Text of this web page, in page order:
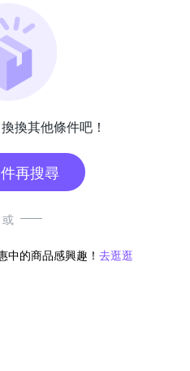
換其他條件吧！
再搜尋
或
中的商品感興趣！ 去逛逛